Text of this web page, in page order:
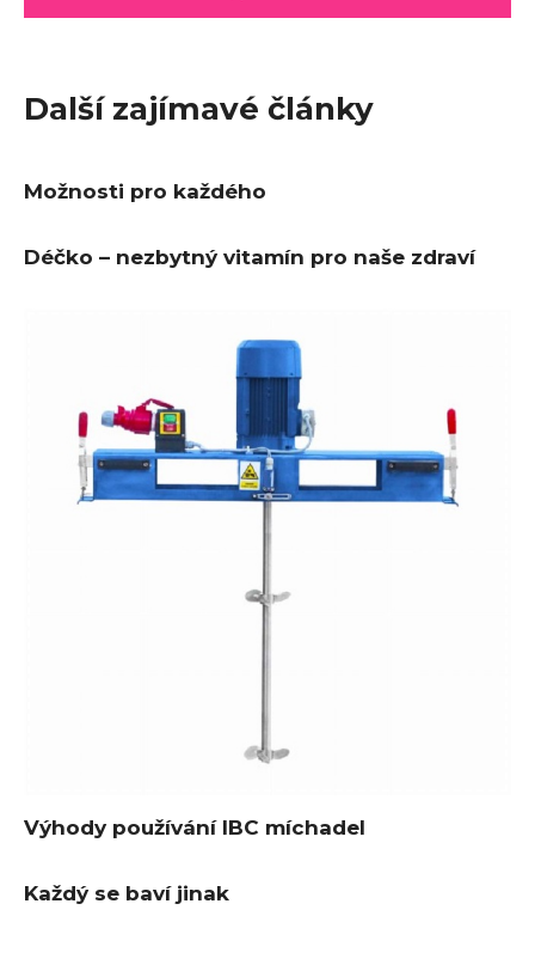
Další zajímavé články
Možnosti pro každého
Déčko – nezbytný vitamín pro naše zdraví
Výhody používání IBC míchadel
Každý se baví jinak